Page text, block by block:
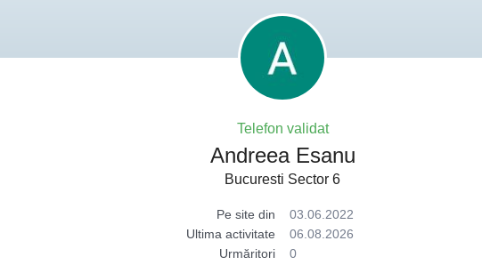
Telefon validat
Andreea Esanu
Bucuresti Sector 6
Pe site din
03.06.2022
Ultima activitate
06.08.2026
Urmăritori
0